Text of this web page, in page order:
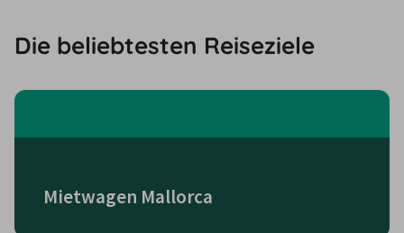
Die beliebtesten Reiseziele
Mietwagen Mallorca